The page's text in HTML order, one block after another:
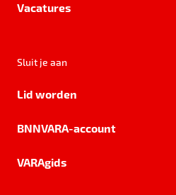
Vacatures
Sluit je aan
Lid worden
BNNVARA-account
VARAgids